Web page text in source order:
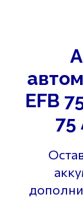
EFB
75